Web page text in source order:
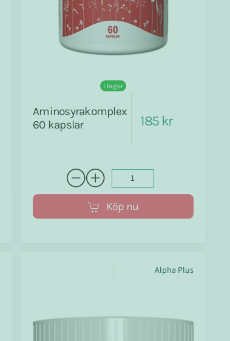
I lager
Aminosyrakomplex
60 kapslar
185 kr
Köp nu
Alpha Plus